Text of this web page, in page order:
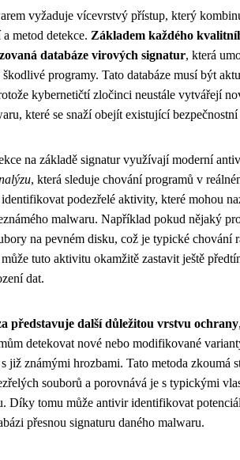
vyžaduje vícevrstvý přístup, který
metod detekce. Základem každého
databáze virových signatur, která
programy. Tato databáze musí být
kybernetičtí zločinci neustále vytvářejí
které se snaží obejít existující
na základě signatur využívají moderní
, která sleduje chování programů v
podezřelé aktivity, které mohou
malwaru. Například pokud nějaký
na pevném disku, což je typické chování
tuto aktivitu okamžitě zastavit ještě
dat.
představuje další důležitou vrstvu ochrany
detekovat nové nebo modifikované
již známými hrozbami. Tato metoda zkoumá
souborů a porovnává je s typickými
Díky tomu může antivir identifikovat
přesnou signaturu daného malwaru.